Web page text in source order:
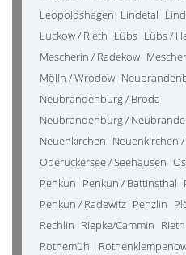
Leopoldshagen Lindetal
Luckow / Rieth Lübs Lübs /
Mescherin / Radekow
Mölln / Wrodow
Neubrandenburg / Broda
Neubrandenburg /
Neuenkirchen Neuenkirchen
Oberuckersee / Seehausen
Penkun Penkun / Battinsthal
Penkun / Radewitz Penzlin
Rechlin Riepke/Cammin Rieth
Rothemühl